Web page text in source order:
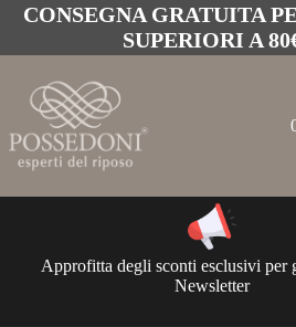
CONSEGNA GRATUITA
SUPERIORI A
Approfitta degli sconti esclusivi per
Newsletter